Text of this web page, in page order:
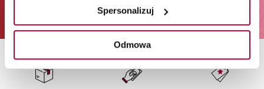
Spersonalizuj
Odmowa